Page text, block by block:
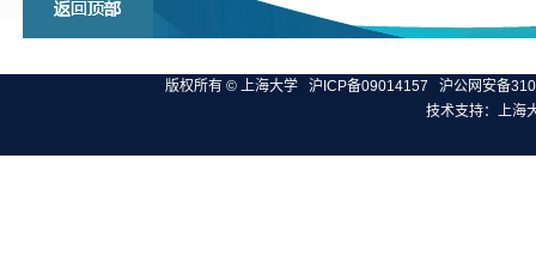
版权所有 © 上海大学 沪ICP备09014157
沪公网安备
技术支持：上海